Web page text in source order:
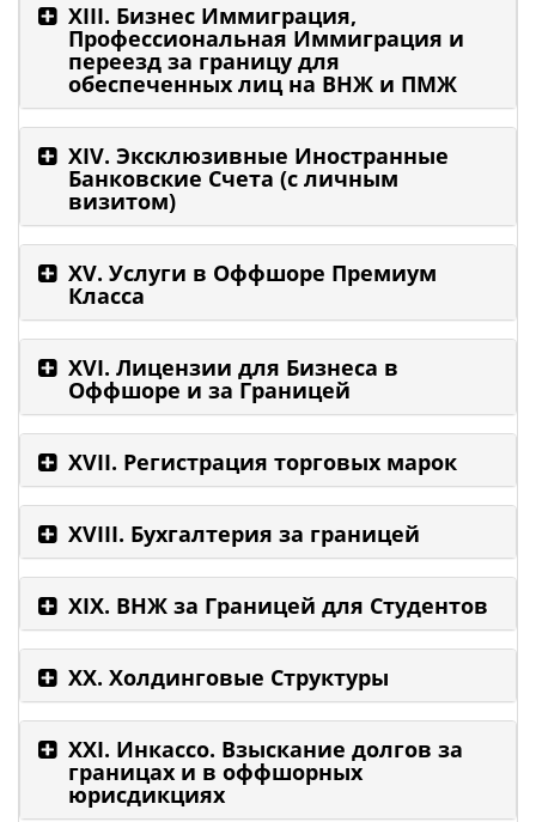
ХIII. Бизнес Иммиграция,
Профессиональная Иммиграция и
переезд за границу для
обеспеченных лиц на ВНЖ и ПМЖ
XIV. Эксклюзивные Иностранные
Банковские Счета (с личным
визитом)
XV. Услуги в Оффшоре Премиум
Класса
XVI. Лицензии для Бизнеса в
Оффшоре и за Границей
XVII. Регистрация торговых марок
XVIII. Бухгалтерия за границей
XIX. ВНЖ за Границей для Студентов
XX. Холдинговые Структуры
XXI. Инкассо. Взыскание долгов за
границах и в оффшорных
юрисдикциях